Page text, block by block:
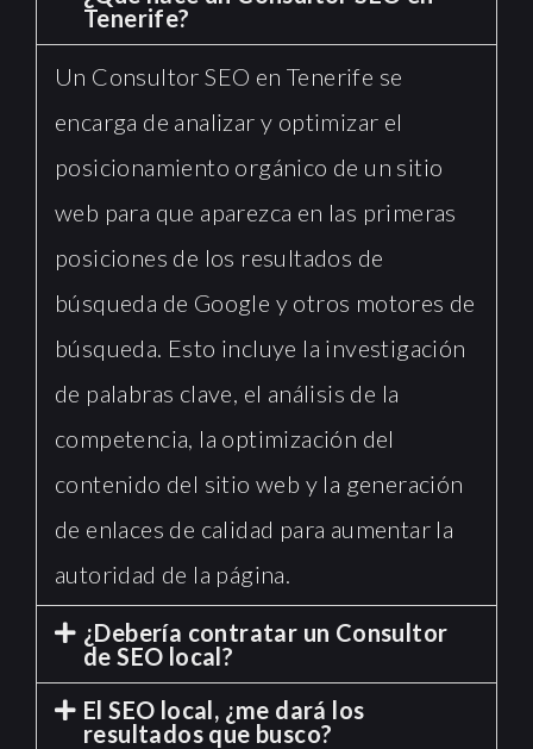
Tenerife?
Un Consultor SEO en Tenerife se
encarga de analizar y optimizar el
posicionamiento orgánico de un sitio
web para que aparezca en las primeras
posiciones de los resultados de
búsqueda de Google y otros motores de
búsqueda. Esto incluye la investigación
de palabras clave, el análisis de la
competencia, la optimización del
contenido del sitio web y la generación
de enlaces de calidad para aumentar la
autoridad de la página.
¿Debería contratar un Consultor
de SEO local?
El SEO local, ¿me dará los
resultados que busco?